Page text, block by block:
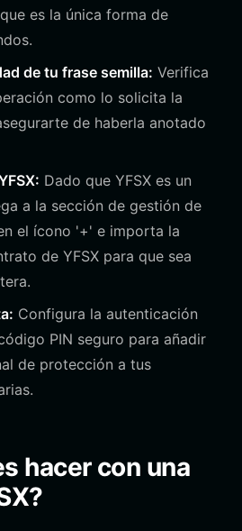
es la única forma de
de tu frase semilla: Verifica
como lo solicita la
de haberla anotado
Dado que YFSX es un
a la sección de gestión de
el ícono '+' e importa la
de YFSX para que sea
Configura la autenticación
PIN seguro para añadir
de protección a tus
hacer con una